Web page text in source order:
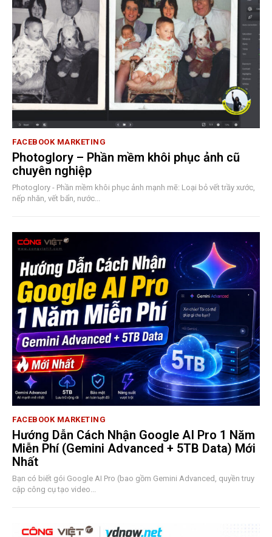
FACEBOOK MARKETING
Photoglory – Phần mềm khôi phục ảnh cũ
chuyên nghiệp
Photoglory - Phần mềm khôi phục ảnh mạnh mẽ: Loại bỏ vết trầy xước,
nếp nhăn, vết bẩn, nước...
FACEBOOK MARKETING
Hướng Dẫn Cách Nhận Google AI Pro 1 Năm
Miễn Phí (Gemini Advanced + 5TB Data) Mới
Nhất
Bạn có biết gói Google AI Pro (bao gồm Gemini Advanced, quyền truy
cập công cụ tạo video...